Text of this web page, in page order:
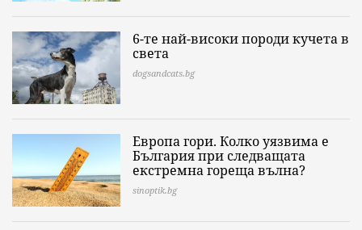
6-те най-високи породи кучета в
света
dogsandcats.bg
Европа гори. Колко уязвима е
България при следващата
екстремна гореща вълна?
sinoptik.bg